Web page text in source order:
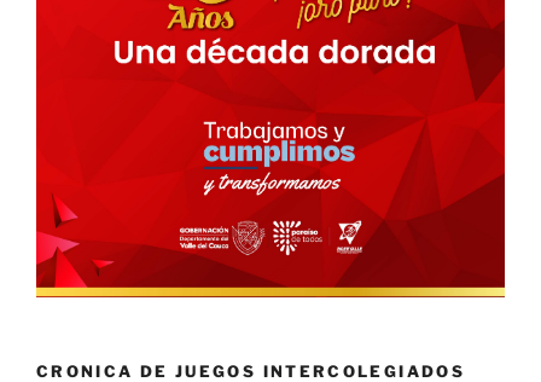
CRONICA DE JUEGOS INTERCOLEGIADOS